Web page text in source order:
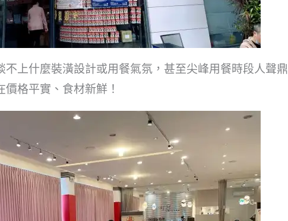
不上什麼裝潢設計或用餐氣氛，甚至尖峰用餐時段人聲鼎
格平實、食材新鮮！